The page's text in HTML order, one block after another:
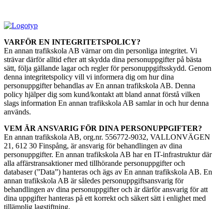
VARFÖR EN INTEGRITETSPOLICY?
En annan trafikskola AB värnar om din personliga integritet. Vi
strävar därför alltid efter att skydda dina personuppgifter på bästa
sätt, följa gällande lagar och regler för personuppgiftsskydd. Genom
denna integritetspolicy vill vi informera dig om hur dina
personuppgifter behandlas av En annan trafikskola AB. Denna
policy hjälper dig som kund/kontakt att bland annat förstå vilken
slags information En annan trafikskola AB samlar in och hur denna
används.
VEM ÄR ANSVARIG FÖR DINA PERSONUPPGIFTER?
En annan trafikskola AB, org.nr. 556772-9032, VALLONVÄGEN
21, 612 30 Finspång, är ansvarig för behandlingen av dina
personuppgifter. En annan trafikskola AB har en IT-infrastruktur där
alla affärstransaktioner med tillhörande personuppgifter och
databaser (”Data”) hanteras och ägs av En annan trafikskola AB. En
annan trafikskola AB är således personuppgiftsansvarig för
behandlingen av dina personuppgifter och är därför ansvarig för att
dina uppgifter hanteras på ett korrekt och säkert sätt i enlighet med
tillämplig lagstiftning.